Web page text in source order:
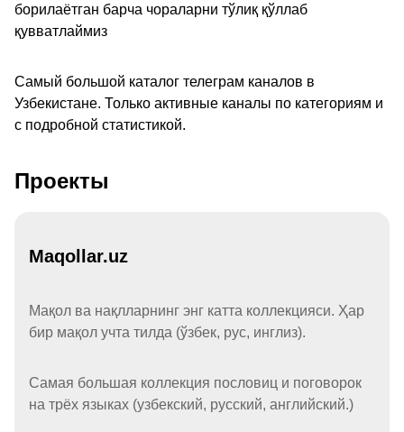
борилаётган барча чораларни тўлиқ қўллаб
қувватлаймиз
Самый большой каталог телеграм каналов в
Узбекистане. Только активные каналы по категориям и
с подробной статистикой.
Проекты
Maqollar.uz
Мақол ва нақлларнинг энг катта коллекцияси. Ҳар
бир мақол учта тилда (ўзбек, рус, инглиз).
Самая большая коллекция пословиц и поговорок
на трёх языках (узбекский, русский, английский.)